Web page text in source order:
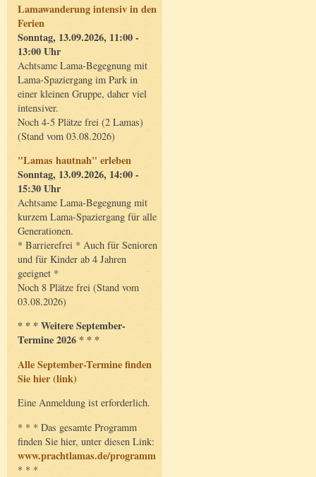
Lamawanderung intensiv in den
Ferien
Sonntag, 13.09.2026, 11:00 -
13:00 Uhr
Achtsame Lama-Begegnung mit
Lama-Spaziergang im Park in
einer kleinen Gruppe, daher viel
intensiver.
Noch 4-5 Plätze frei (2 Lamas)
(Stand vom 03.08.2026)
"Lamas hautnah" erleben
Sonntag, 13.09.2026, 14:00 -
15:30 Uhr
Achtsame Lama-Begegnung mit
kurzem Lama-Spaziergang für alle
Generationen.
* Barrierefrei * Auch für Senioren
und für Kinder ab 4 Jahren
geeignet *
Noch 8 Plätze frei (Stand vom
03.08.2026)
* * * Weitere September-
Termine 2026 * * *
Alle September-Termine finden
Sie hier (link)
Eine Anmeldung ist erforderlich.
* * * Das gesamte Programm
finden Sie hier, unter diesen Link:
www.prachtlamas.de/programm
* * *